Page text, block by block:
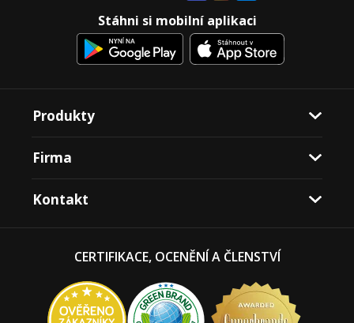
Stáhni si mobilní aplikaci
Produkty
Firma
Kontakt
CERTIFIKACE, OCENĚNÍ A ČLENSTVÍ